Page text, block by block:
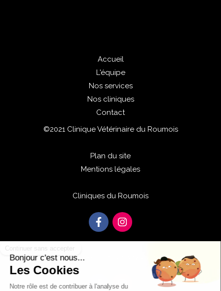
Accueil
L'équipe
Nos services
Nos cliniques
Contact
©2021 Clinique Vétérinaire du Roumois
Plan du site
Mentions légales
Cliniques du Roumois
Centre de rééducation physiothérapie